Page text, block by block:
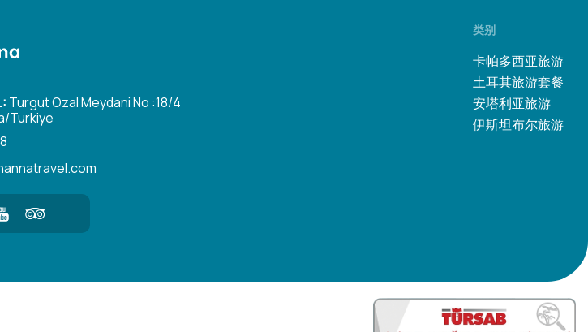
Turgut Ozal Meydani No :18/4
Turkiye
类别
卡帕多西亚旅游
土耳其旅游套餐
安塔利亚旅游
伊斯坦布尔旅游